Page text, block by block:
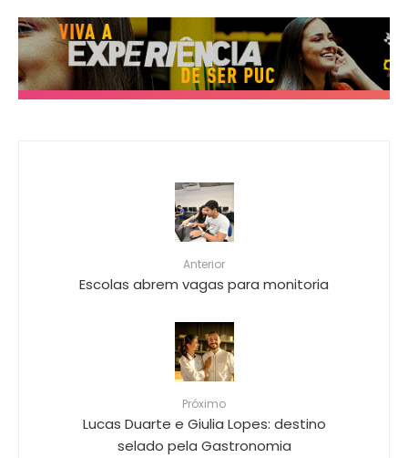
Anterior
Escolas abrem vagas para monitoria
Próximo
Lucas Duarte e Giulia Lopes: destino
selado pela Gastronomia